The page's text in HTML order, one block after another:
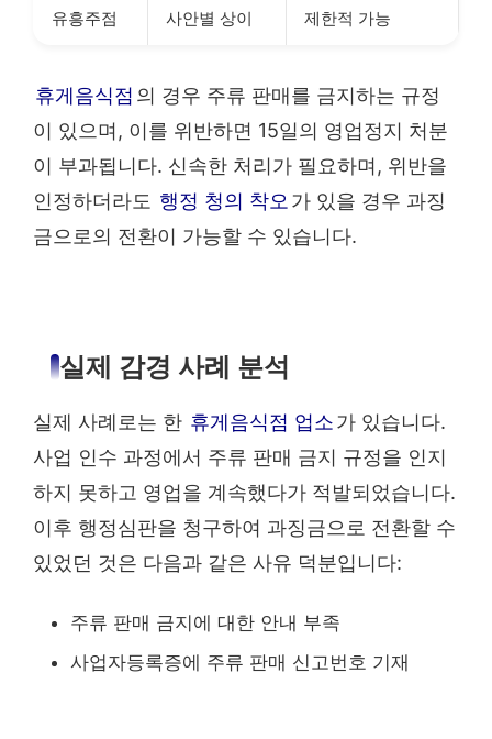
유흥주점 사안별 상이 제한적 가능
휴게음식점 의 경우 주류 판매를 금지하는 규정
이 있으며, 이를 위반하면 15일의 영업정지 처분
이 부과됩니다. 신속한 처리가 필요하며, 위반을
인정하더라도 행정 청의 착오 가 있을 경우 과징
금으로의 전환이 가능할 수 있습니다.
실제 감경 사례 분석
실제 사례로는 한 휴게음식점 업소가 있습니다.
사업 인수 과정에서 주류 판매 금지 규정을 인지
하지 못하고 영업을 계속했다가 적발되었습니다.
이후 행정심판을 청구하여 과징금으로 전환할 수
있었던 것은 다음과 같은 사유 덕분입니다:
주류 판매 금지에 대한 안내 부족
사업자등록증에 주류 판매 신고번호 기재